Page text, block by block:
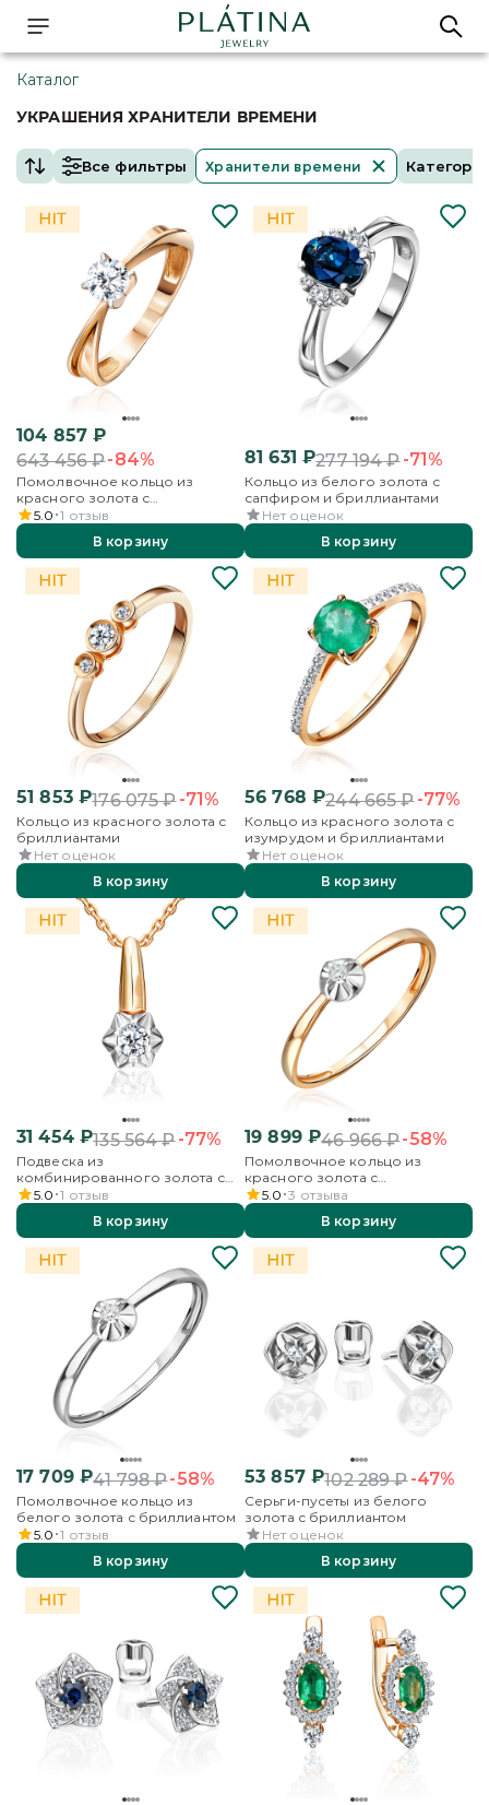
Каталог
УКРАШЕНИЯ ХРАНИТЕЛИ ВРЕМЕНИ
Все фильтры Хранители времени
104 857 ₽
643 456₽-84%
Помолвочное кольцо из
красного золота с
бриллиантом
5.0 1 отзыв
В корзину
81 631 ₽277 194₽-71%
Кольцо из белого золота с
сапфиром и бриллиантами
Нет оценок
В корзину
51 853₽176 075₽-71%
Кольцо из красного золота с
бриллиантами
Нет оценок
В корзину
56 768 ₽244 665₽-77%
Кольцо из красного золота с
изумрудом и бриллиантами
Нет оценок
В корзину
31 454₽135 564₽-77%
Подвеска из
комбинированного золота с
бриллиантом
5.0 1 отзыв
В корзину
19 899₽46 966₽-58%
Помолвочное кольцо из
красного золота с
бриллиантом
5.0 3 отзыва
В корзину
17 709₽41 798₽-58%
Помолвочное кольцо из
белого золота с бриллиантом
5.0 1 отзыв
В корзину
53 857₽102 289₽-47%
Серьги-пусеты из белого
золота с бриллиантом
Нет оценок
В корзину